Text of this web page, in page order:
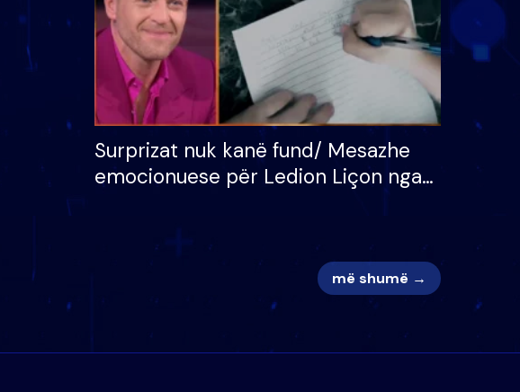
Surprizat nuk kanë fund/ Mesazhe
emocionuese për Ledion Liçon nga
më shumë →